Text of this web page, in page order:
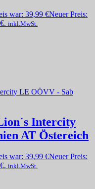
war: 39,99 €Neuer Preis:
inkl.MwSt.
Intercity
AT Östereich
war: 39,99 €Neuer Preis:
inkl.MwSt.